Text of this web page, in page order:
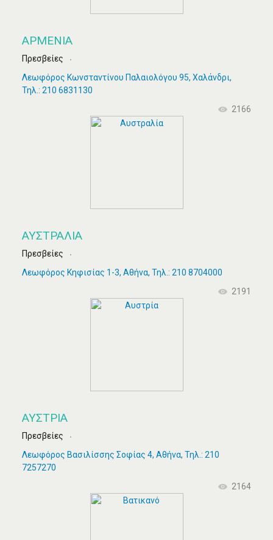
ΑΡΜΕΝΊΑ
Πρεσβείες
Λεωφόρος Κωνσταντίνου Παλαιολόγου 95, Χαλάνδρι,
Τηλ.: 210 6831130
2166
ΑΥΣΤΡΑΛΊΑ
Πρεσβείες
Λεωφόρος Κηφισίας 1-3, Αθήνα, Τηλ.: 210 8704000
2191
ΑΥΣΤΡΊΑ
Πρεσβείες
Λεωφόρος Βασιλίσσης Σοφίας 4, Αθήνα, Τηλ.: 210
7257270
2164